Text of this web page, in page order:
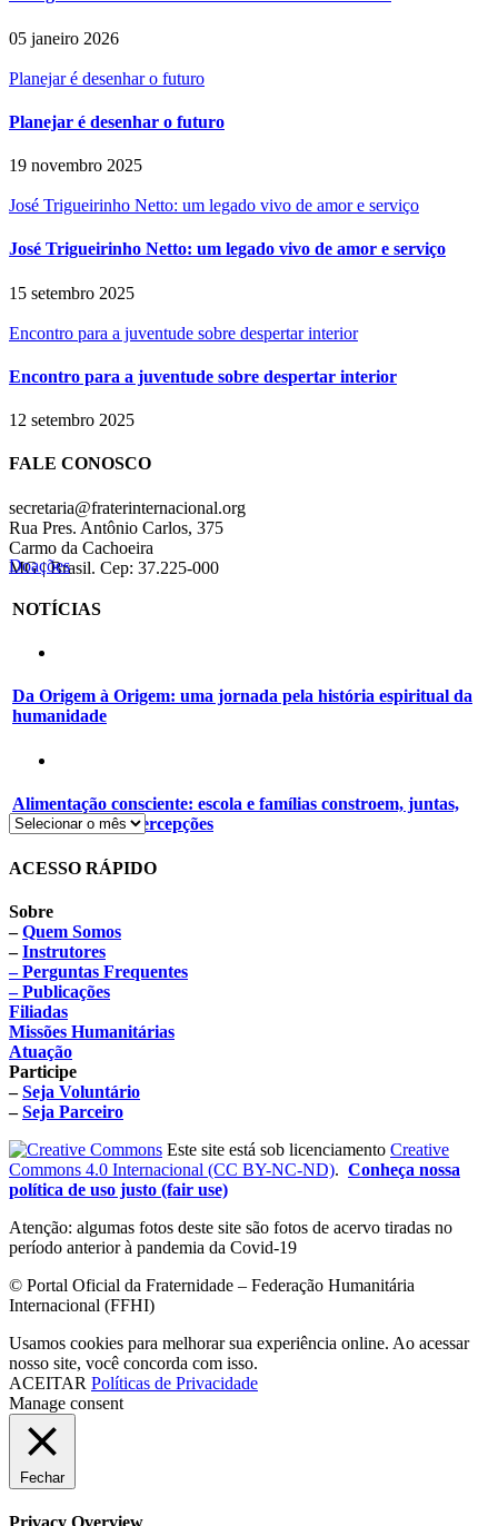
05 janeiro 2026
Planejar é desenhar o futuro
Planejar é desenhar o futuro
19 novembro 2025
José Trigueirinho Netto: um legado vivo de amor e serviço
José Trigueirinho Netto: um legado vivo de amor e serviço
15 setembro 2025
Encontro para a juventude sobre despertar interior
Encontro para a juventude sobre despertar interior
12 setembro 2025
FALE CONOSCO
secretaria@fraterinternacional.org
Rua Pres. Antônio Carlos, 375
Carmo da Cachoeira
MG | Brasil. Cep: 37.225-000
Doações
NOTÍCIAS
Da Origem à Origem: uma jornada pela história espiritual da
humanidade
Alimentação consciente: escola e famílias constroem, juntas,
novos hábitos e percepções
ACESSO RÁPIDO
Sobre
–Quem Somos
–Instrutores
– Perguntas Frequentes
– Publicações
Filiadas
Missões Humanitárias
Atuação
Participe
–Seja Voluntário
–Seja Parceiro
Este site está sob licenciamento Creative
Commons 4.0 Internacional (CC BY-NC-ND). Conheça nossa
política de uso justo (fair use)
Atenção: algumas fotos deste site são fotos de acervo tiradas no
período anterior à pandemia da Covid-19
© Portal Oficial da Fraternidade – Federação Humanitária
Internacional (FFHI)
Usamos cookies para melhorar sua experiência online. Ao acessar
nosso site, você concorda com isso.
ACEITAR Políticas de Privacidade
Manage consent
Fechar
Privacy Overview